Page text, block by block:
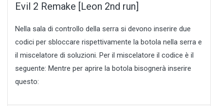
Evil 2 Remake [Leon 2nd run]
Nella sala di controllo della serra si devono inserire due
codici per sbloccare rispettivamente la botola nella serra e
il miscelatore di soluzioni. Per il miscelatore il codice è il
seguente: Mentre per aprire la botola bisognerà inserire
questo: